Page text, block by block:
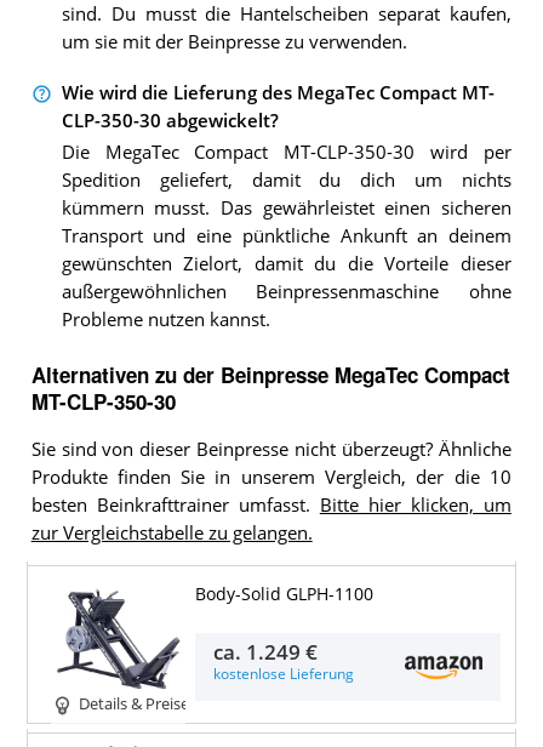
sind. Du musst die Hantelscheiben separat kaufen,
um sie mit der Beinpresse zu verwenden.
Wie wird die Lieferung des MegaTec Compact MT-
CLP-350-30 abgewickelt?
Die MegaTec Compact MT-CLP-350-30 wird per
Spedition geliefert, damit du dich um nichts
kümmern musst. Das gewährleistet einen sicheren
Transport und eine pünktliche Ankunft an deinem
gewünschten Zielort, damit du die Vorteile dieser
außergewöhnlichen Beinpressenmaschine ohne
Probleme nutzen kannst.
Alternativen zu der Beinpresse MegaTec Compact
MT-CLP-350-30
Sie sind von dieser Beinpresse nicht überzeugt? Ähnliche
Produkte finden Sie in unserem Vergleich, der die 10
besten Beinkrafttrainer umfasst. Bitte hier klicken, um
zur Vergleichstabelle zu gelangen.
Details & Preise
Body-Solid GLPH-1100
ca. 1.249 €
kostenlose Lieferung